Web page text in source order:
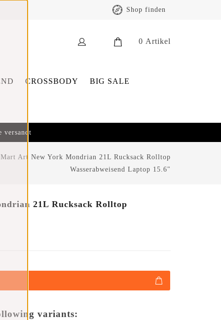
Shop finden
0 Artikel
CROSSBODY BIG SALE
versandt
Mart Art New York Mondrian 21L Rucksack Rolltop
Wasserabweisend Laptop 15.6"
21L Rucksack Rolltop
variants: